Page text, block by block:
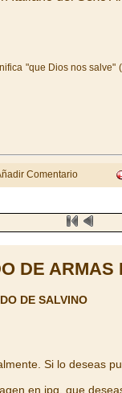
"que Dios nos
Comentario
DE ARMAS
DE SALVINO
Si lo deseas
en jpg, que